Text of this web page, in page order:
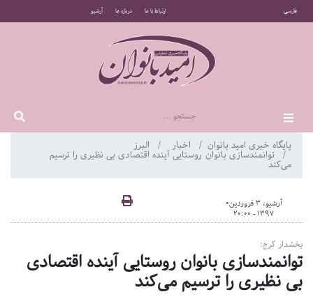
فارسی ارتباط با ما درباره ما آرشیو
پایگاه خبری امید بانوان اخبار البرز
توانمندسازی بانوان روستایی آینده اقتصادی بی نظیری را ترسیم
می‌کند
آرشیو، 3 فروردین0
1397 - 20:00
بخشدار کرج:
توانمندسازی بانوان روستایی آینده اقتصادی
بی نظیری را ترسیم می‌کند